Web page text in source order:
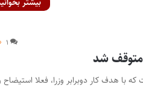
۱
شد
هدف کار دوبرابر وزرا، فعلا استیضاح